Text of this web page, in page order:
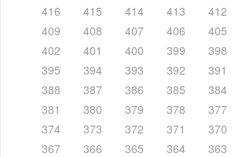
416
415 414 413 412
409
408 407 406 405
402
401 400 399 398
395
394 393 392 391
388
387 386 385 384
381
380 379 378 377
374
373 372 371 370
367
366 365 364 363